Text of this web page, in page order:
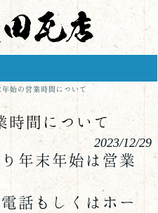
年始の営業時間について
時間について
2023/12/29
年末年始は営業
話もしくはホー